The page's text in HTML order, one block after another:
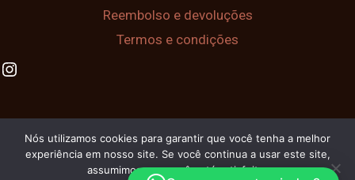
Reembolso e devoluções
Termos e condições
Instagram
Copyright © 2026 Chocolate Caseiro de Ilhéus
Nós utilizamos cookies para garantir que você tenha a melhor
experiência em nosso site. Se você continua a usar este site,
assumimos que você está satisfeito.